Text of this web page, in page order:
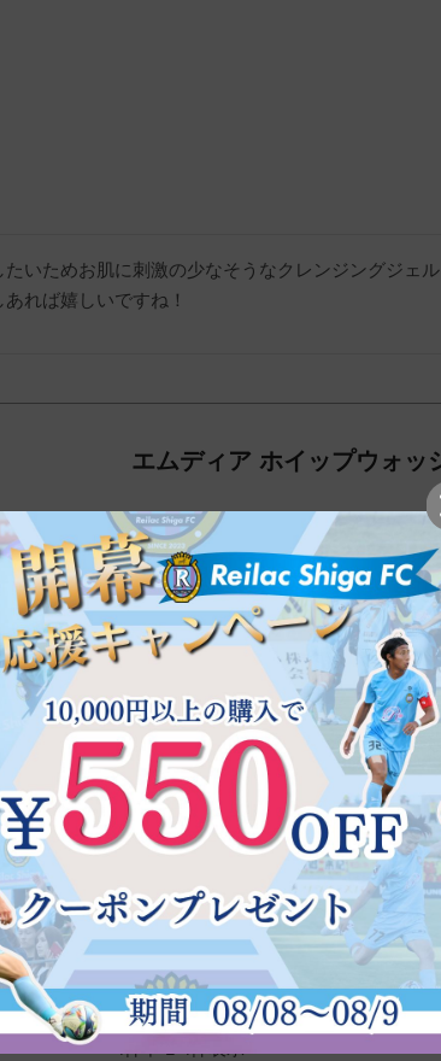
いためお肌に刺激の少なそうなクレンジングジェ
れば嬉しいですね！
エムディア ホイップウォッ
モチモチ肌になります。
4件中 1-4件表示